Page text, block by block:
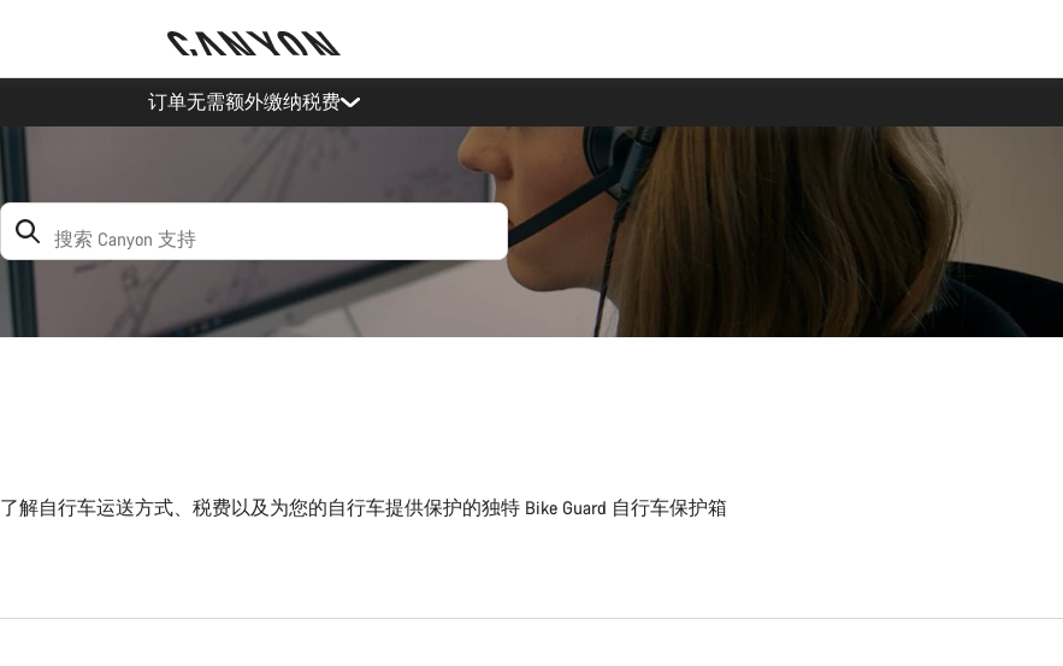
订单无需额外缴纳税费
了解自行车运送方式、税费以及为您的自行车提供保护的独特 Bike Guard 自行车保护箱